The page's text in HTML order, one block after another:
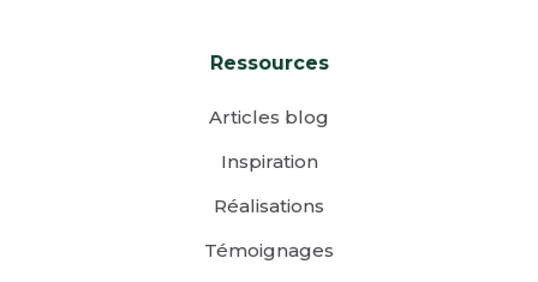
Ressources
Articles blog
Inspiration
Réalisations
Témoignages